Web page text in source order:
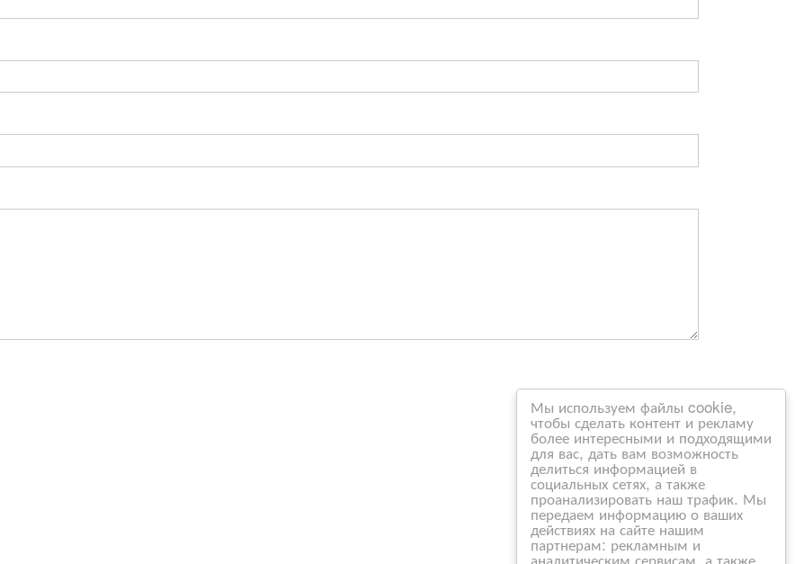
Мы используем файлы cookie,
чтобы сделать контент и рекламу
более интересными и подходящими
для вас, дать вам возможность
делиться информацией в
социальных сетях, а также
проанализировать наш трафик. Мы
передаем информацию о ваших
действиях на сайте нашим
партнерам: рекламным и
аналитическим сервисам, а также